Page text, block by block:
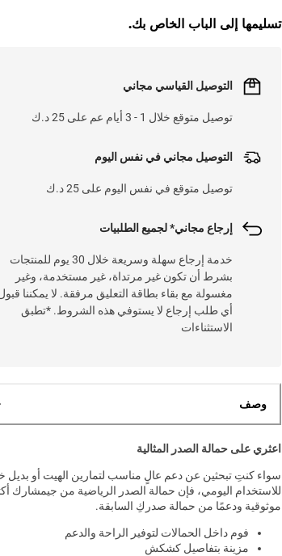
تسليمها إلى الباب الخاص بك.
التوصيل القياسي مجاني
توصيل متوقع خلال 1 - 3 أيام عم على 25 د.ك
التوصيل مجاني في نفس اليوم
توصيل متوقع في نفس اليوم على 25 د.ك
إرجاع مجاني* لجميع الطلبيات
خدمة إرجاع سهلة وسريعة خلال 30 يوم للمنتجات
بشرط أن تكون غير مرتداة، غير مستخدمة، وغير
مغسولة مع بقاء بطاقة التعليق مرفقة. لا يمكننا
أي طلب إرجاع لا يستوفي هذه الشروط. *تطبق
الاستثناءات
وصف
اعثري على حمالة الصدر المثالية
سواء كنتِ تبحثين عن دعم عالٍ مناسب لتمارين الهيت أو بديل
للاستخدام اليومي، فإن حمالة الصدر الرياضية من جيمشارك
موثوقية ودعمًا من حمالة صدركِ السابقة.
فوم داخل الحمالات لتوفير الراحة والدعم
مزينة بتفاصيل كشكش